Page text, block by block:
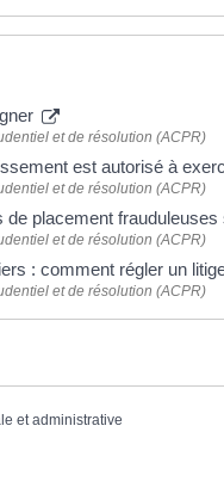
et de résolution (ACPR)
est autorisé à
et de résolution (ACPR)
de placement
et de résolution (ACPR)
: comment régler un
et de résolution (ACPR)
et administrative